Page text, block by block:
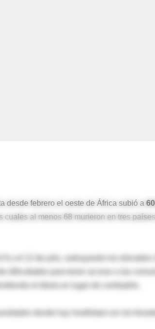
desde febrero el oeste de África subió a
al menos 68 murieron en tres
el ébola en lugar de combatirlo.